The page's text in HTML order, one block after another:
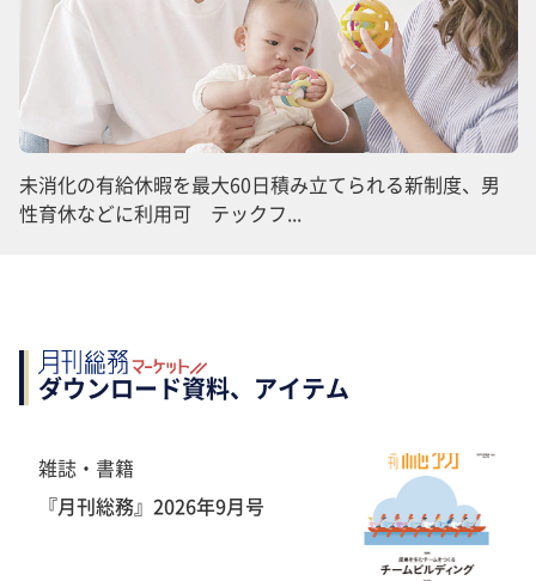
未消化の有給休暇を最大60日積み立てられる新制度、男
性育休などに利用可 テックフ...
ダウンロード資料、アイテム
雑誌・書籍
『月刊総務』2026年9月号